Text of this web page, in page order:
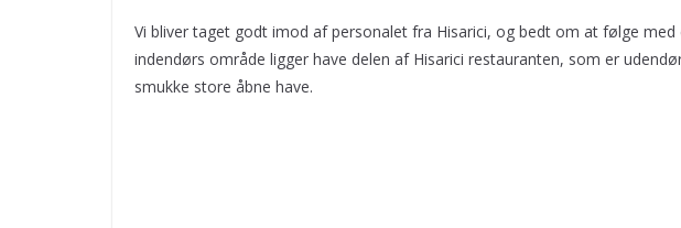
Vi bliver taget godt imod af personalet fra Hisarici, og bedt om at følge
indendørs område ligger have delen af Hisarici restauranten, som er
smukke store åbne have.